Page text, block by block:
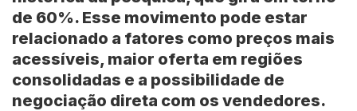
de 60%. Esse movimento pode estar
relacionado a fatores como preços mais
acessíveis, maior oferta em regiões
consolidadas e a possibilidade de
negociação direta com os vendedores.